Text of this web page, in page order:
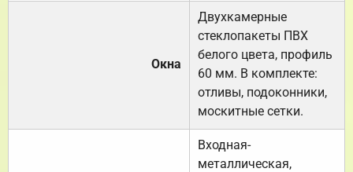
Окна
Двухкамерные
стеклопакеты ПВХ
белого цвета, профиль
60 мм. В комплекте:
отливы, подоконники,
москитные сетки.
Входная-
металлическая,